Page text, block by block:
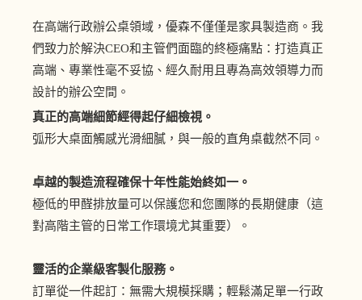
在高端行政辦公桌領域，優森不僅僅是家具製造商。我
們致力於解決CEO和主管們面臨的終極痛點：打造真正
高端、專業性毫不妥協、經久耐用且專為高效領導力而
設計的辦公空間。
真正的高端細節經得起仔細檢視。
弧形大桌面觸感光滑細膩，與一般的直角桌截然不同。
卓越的製造流程確保十年性能始終如一。
極低的甲醛排放量可以保護您和您團隊的長期健康（這
對高階主管的日常工作環境尤其重要）。
靈活的企業級客製化服務。
訂單從一件起訂：無需大規模採購；輕鬆滿足單一行政